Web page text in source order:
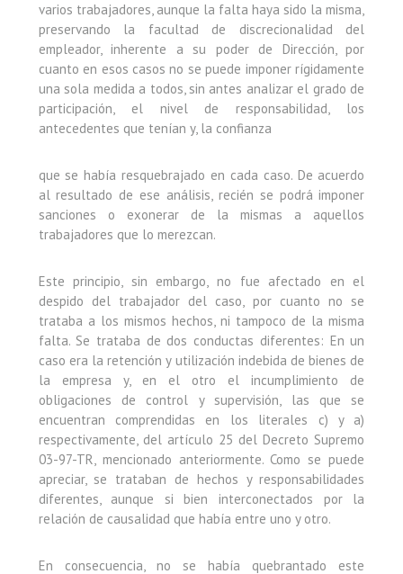
varios trabajadores, aunque la falta haya sido la misma,
preservando la facultad de discrecionalidad del
empleador, inherente a su poder de Dirección, por
cuanto en esos casos no se puede imponer rígidamente
una sola medida a todos, sin antes analizar el grado de
participación, el nivel de responsabilidad, los
antecedentes que tenían y, la confianza
que se había resquebrajado en cada caso. De acuerdo
al resultado de ese análisis, recién se podrá imponer
sanciones o exonerar de la mismas a aquellos
trabajadores que lo merezcan.
Este principio, sin embargo, no fue afectado en el
despido del trabajador del caso, por cuanto no se
trataba a los mismos hechos, ni tampoco de la misma
falta. Se trataba de dos conductas diferentes: En un
caso era la retención y utilización indebida de bienes de
la empresa y, en el otro el incumplimiento de
obligaciones de control y supervisión, las que se
encuentran comprendidas en los literales c) y a)
respectivamente, del artículo 25 del Decreto Supremo
03-97-TR, mencionado anteriormente. Como se puede
apreciar, se trataban de hechos y responsabilidades
diferentes, aunque si bien interconectados por la
relación de causalidad que había entre uno y otro.
En consecuencia, no se había quebrantado este